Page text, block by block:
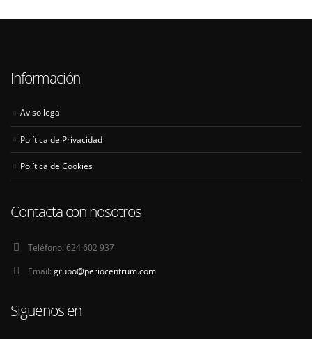
Información
Aviso legal
Política de Privacidad
Política de Cookies
Contacta con nosotros
Teléfono: 624 602 937
Email: grupo@periocentrum.com
Siguenos en